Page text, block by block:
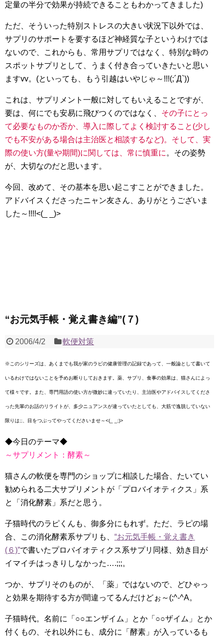
定量の半分で効果が持続できることもわかってきました)
ただ、そういった特別ストレスの大きい状況下以外では、
サプリのサポートを要するほど神経質な子というわけでは
ないので、これからも、常用サプリではなく、特別な時の
スポットサプリとして、うまく付き合っていきたいと思い
ますvv。(といっても、もう引越はいやじゃ～!!!(;´Д`))
これは、サプリメント一般に対してもいえることですが、
要は、何にでも安易に飛びつくのではなく、 その子にとっ
て必要なものか否か、導入に際してよく検討すること(少し
でも不安がある場合は主治医と相談するなど)。そして、実
際の使い方(量や期間)に関しては、常に慎重に 。その姿勢
が、大切なのだと思います。
今回、改めて、その基本を思い起こすことができました。
アドバイスくださったニャン友さん、ありがとうございま
した～!!!!<(_ _)>
“お元気手帳・覚え書き編”(７)
2006/4/2 軟便対策
※このシリーズは、あくまでも我が家のラピの健康管理の記録であって、一般論として書いて
いるわけではないことを予めお断りしておきます。薬、サプリ、食事の効果は、猫さんによっ
て様々です。また、専門用語の使い方が微妙に違っていたり、主治医やアドバイスしてくださ
った先輩のお話のリライトが、多少ニュアンスが違っていたとしても、大筋で逸脱していない
限りは;;、目をつぶってやってくださいませ～<(_ _;)>
◆今日のテーマ◆
～サプリメント：酵素～
猫さんの軟便を専門のショップに相談した場合、たいてい
勧められる二大サプリメントが「プロバイオティクス」系
と「消化酵素」系だと思う。
子猫時代のラピくんも、御多分にもれず。ただ、ラピの場
合、この消化酵素系サプリも、 “お元気手帳・覚え書き
(６)”で書いたプロバイオティクス系サプリ同様、効き目が
イマイチはっきりしなかった….;;;。
つか、サプリそのものが、「薬」ではないので、どひゃっ
と効果を期待する方が間違ってるんだけどぉ～(;^-^A。
子猫時代。名前に「○○エンザイム」とか「○○ザイム」とか
付くもの、それ以外にも、成分に「酵素」が入っているも